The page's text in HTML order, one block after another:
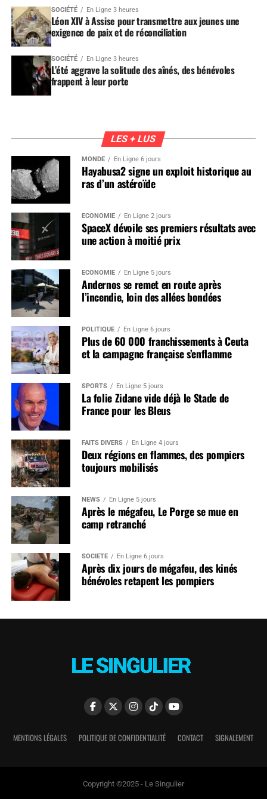
SOCIÉTÉ En Ligne 3 heures
Léon XIV à Assise pour transmettre aux jeunes une
exigence de paix et de réconciliation
SOCIÉTÉ En Ligne 3 heures
L’été aggrave la solitude des aînés, des bénévoles
frappent à leur porte
LES + LUS
MONDE En Ligne 6 jours
Hayabusa2 signe un exploit historique au
ras d’un astéroïde
ÉCONOMIE En Ligne 2 jours
SpaceX dévoile ses premiers résultats avec
une action à moitié prix
ÉCONOMIE En Ligne 5 jours
Andernos se remet en route après
l’incendie, loin des allées bondées
POLITIQUE En Ligne 6 jours
Plus de 60 000 franchissements à Ceuta
et la campagne française s’enflamme
SPORTS En Ligne 5 jours
La folie Zidane vide déjà le Stade de
France pour les Bleus
FAITS DIVERS En Ligne 4 jours
Deux régions en flammes, des pompiers
toujours mobilisés
NEWS En Ligne 5 jours
Après le mégafeu, Le Porge se mue en
camp retranché
SOCIÉTÉ En Ligne 6 jours
Après dix jours de mégafeu, des kinés
bénévoles retapent les pompiers
MENTIONS LÉGALES POLITIQUE DE CONFIDENTIALITÉ CONTACT SIGNALEMENT
Copyright ©2025 - Le Singulier